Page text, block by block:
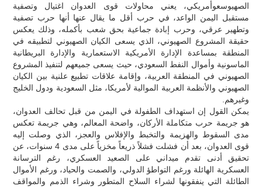
الصهيوسعوأمريكي، يعني محاولات قوى العدوان اغتيال وتصفية
مستقبل اليمن الواعد، في حرب أقل ما يقال عنها أنها حرب تصفية
وتطهير عرقي، وحرب إبادة جماعية بحق شعب بأكمله، وذلك يعكس
حقيقة المشروع الصهيوني، الذي يسعى الكيان الصهيوني لتطبيقه في
المنطقة بمساعدة الإدارة الأمريكية الاستعمارية والإدارة البريطانية
الماسونية وأموال النفط السعودي، حيث يسعى جميعهم لتنفيذ المشروع
الصهيوني في المنطقة العربية، وإقامة علاقات تطبيع علنية بين الكيان
الصهيوني والأنظمة العربية الموالية لأمريكا، مثل السعودية ودول الخليج
وغيرهم.
يمكن القول إن استهداف الطفولة في اليمن من قبل تحالف العدوان،
هو جريمة حرب متكاملة الأركان، واضحة المعالم، وهي جريمة تعكس
مدى السقوط والهزيمة والتخبط والإفلاس والعجز، الذي وصلت إليه
قوى العدوان، بعد أن فشلت فشلاً ذريعاً مخزياً على مدى 4 سنوات، عن
تحقيق أدنى تقدم ميداني على الصعيد العسكري، رغم الترسانة
العسكرية الهائلة ورغم التواطؤ الدولي، والصمت والحياد، ورغم الأموال
الطائلة التي ينفقونها لشراء السلاح المتطور وشراء الذمم والمواقف